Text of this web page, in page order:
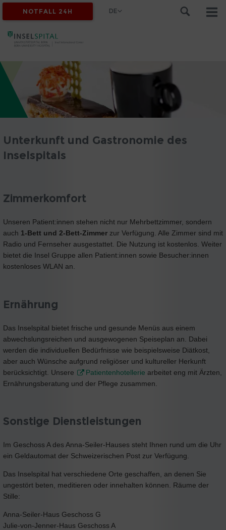
NOTFALL 24H DE
Unterkunft und Gastronomie des
Inselspitals
Zimmerkomfort
Unseren Patient:innen stehen nicht nur Mehrbettzimmer, sondern
auch 1-Bett und 2-Bett-Zimmer zur Verfügung. Alle Zimmer sind mit
Radio und Fernseher ausgestattet. Die Nutzung ist kostenlos. Weiter
bietet die Insel Gruppe allen Patient:innen sowie Besucher:innen
kostenloses WLAN an.
Ernährung
Das Inselspital bietet frische und gesunde Menüs aus einem
abwechslungsreichen und ausgewogenen Speiseplan an. Dabei
werden die individuellen Bedürfnisse wie beispielsweise Diätkost,
aber auch Wünsche aufgrund religiöser und kultureller Herkunft
berücksichtigt. Unsere
Patientenhotellerie arbeitet eng mit Ärzten,
Ernährungsberatung und der Pflege zusammen.
Sonstige Dienstleistungen
Im Geschoss A des Anna-Seiler-Hauses steht Ihnen rund um die Uhr
ein Geldautomat der Schweizerischen Post zur Verfügung.
Das Inselspital hat verschiedene Orte geschaffen, an denen Sie
ungestört beten, meditieren oder innehalten können. Räume der
Stille:
Anna-Seiler-Haus Geschoss G
Julie-von-Jenner-Haus Geschoss A